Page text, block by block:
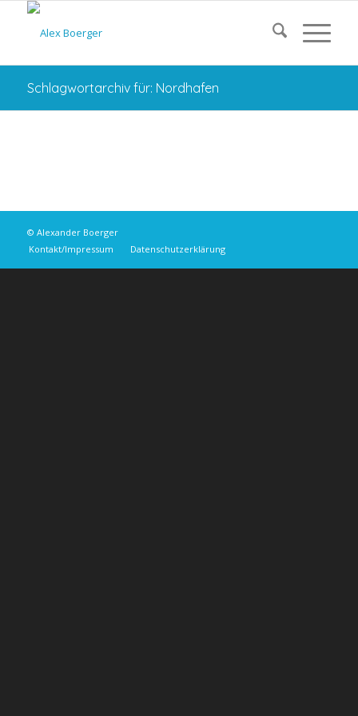
Schlagwortarchiv für: Nordhafen
© Alexander Boerger
Kontakt/Impressum
Datenschutzerklärung